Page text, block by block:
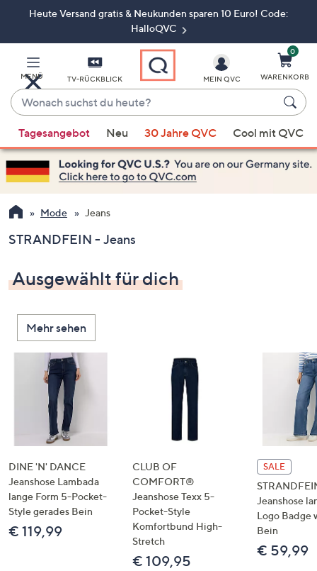
ZumHeute Versand gratis & Neukunden sparen 10 Euro! Code:
HalloQVC
MENÜ TV-RÜCKBLICK
Wonach
suchst
du
heute?
Vorschläge
verfügbar
sind,
verwenden
Sie
Pfeiltasten
oben
und
nach
unten
oder
wischen
Geräten
nach
links
bzw.
rechts,
um
diese
MEIN QVC
0
WARENKORB
Tagesangebot Neu 30 Jahre QVC Cool mit QVC
Mode Jeans
STRANDFEIN - Jeans
Ausgewählt für dich
Mehr sehen
DINE 'N' DANCE
Jeanshose Lambada
lange Form 5-Pocket-
Style gerades Bein
€ 119,99
CLUB OF
COMFORT®
Jeanshose Texx 5-
Pocket-Style
Komfortbund High-
Stretch
€ 109,95
SALE
Jeanshose
Logo Badge
Bein
€ 59,99